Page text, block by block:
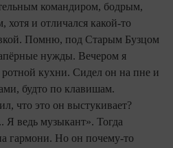
командиром, бодрым,
и отличался какой‑то
Помню, под Старым Бузцом
нужды. Вечером я
кухни. Сидел он на пне и
будто по клавишам.
что это он выстукивает?
Я ведь музыкант». Тогда
гармони. Но он почему-то